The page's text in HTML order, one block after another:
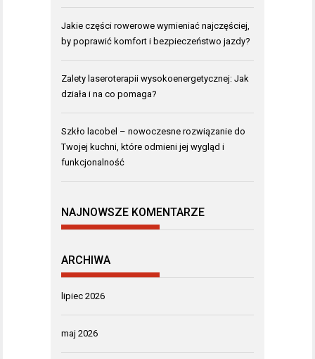
Jakie części rowerowe wymieniać najczęściej,
by poprawić komfort i bezpieczeństwo jazdy?
Zalety laseroterapii wysokoenergetycznej: Jak
działa i na co pomaga?
Szkło lacobel – nowoczesne rozwiązanie do
Twojej kuchni, które odmieni jej wygląd i
funkcjonalność
NAJNOWSZE KOMENTARZE
ARCHIWA
lipiec 2026
maj 2026